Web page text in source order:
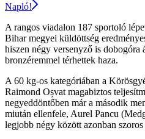
Napló!
A rangos viadalon 187 sportoló
Bihar megyei küldöttség
hiszen négy versenyző is dobogóra
bronzéremmel térhettek haza.
A 60 kg-os kategóriában a
Raimond Oșvat magabiztos
negyeddöntőben már a második
miután ellenfele, Aurel Pancu
legjobb négy között azonban szoros